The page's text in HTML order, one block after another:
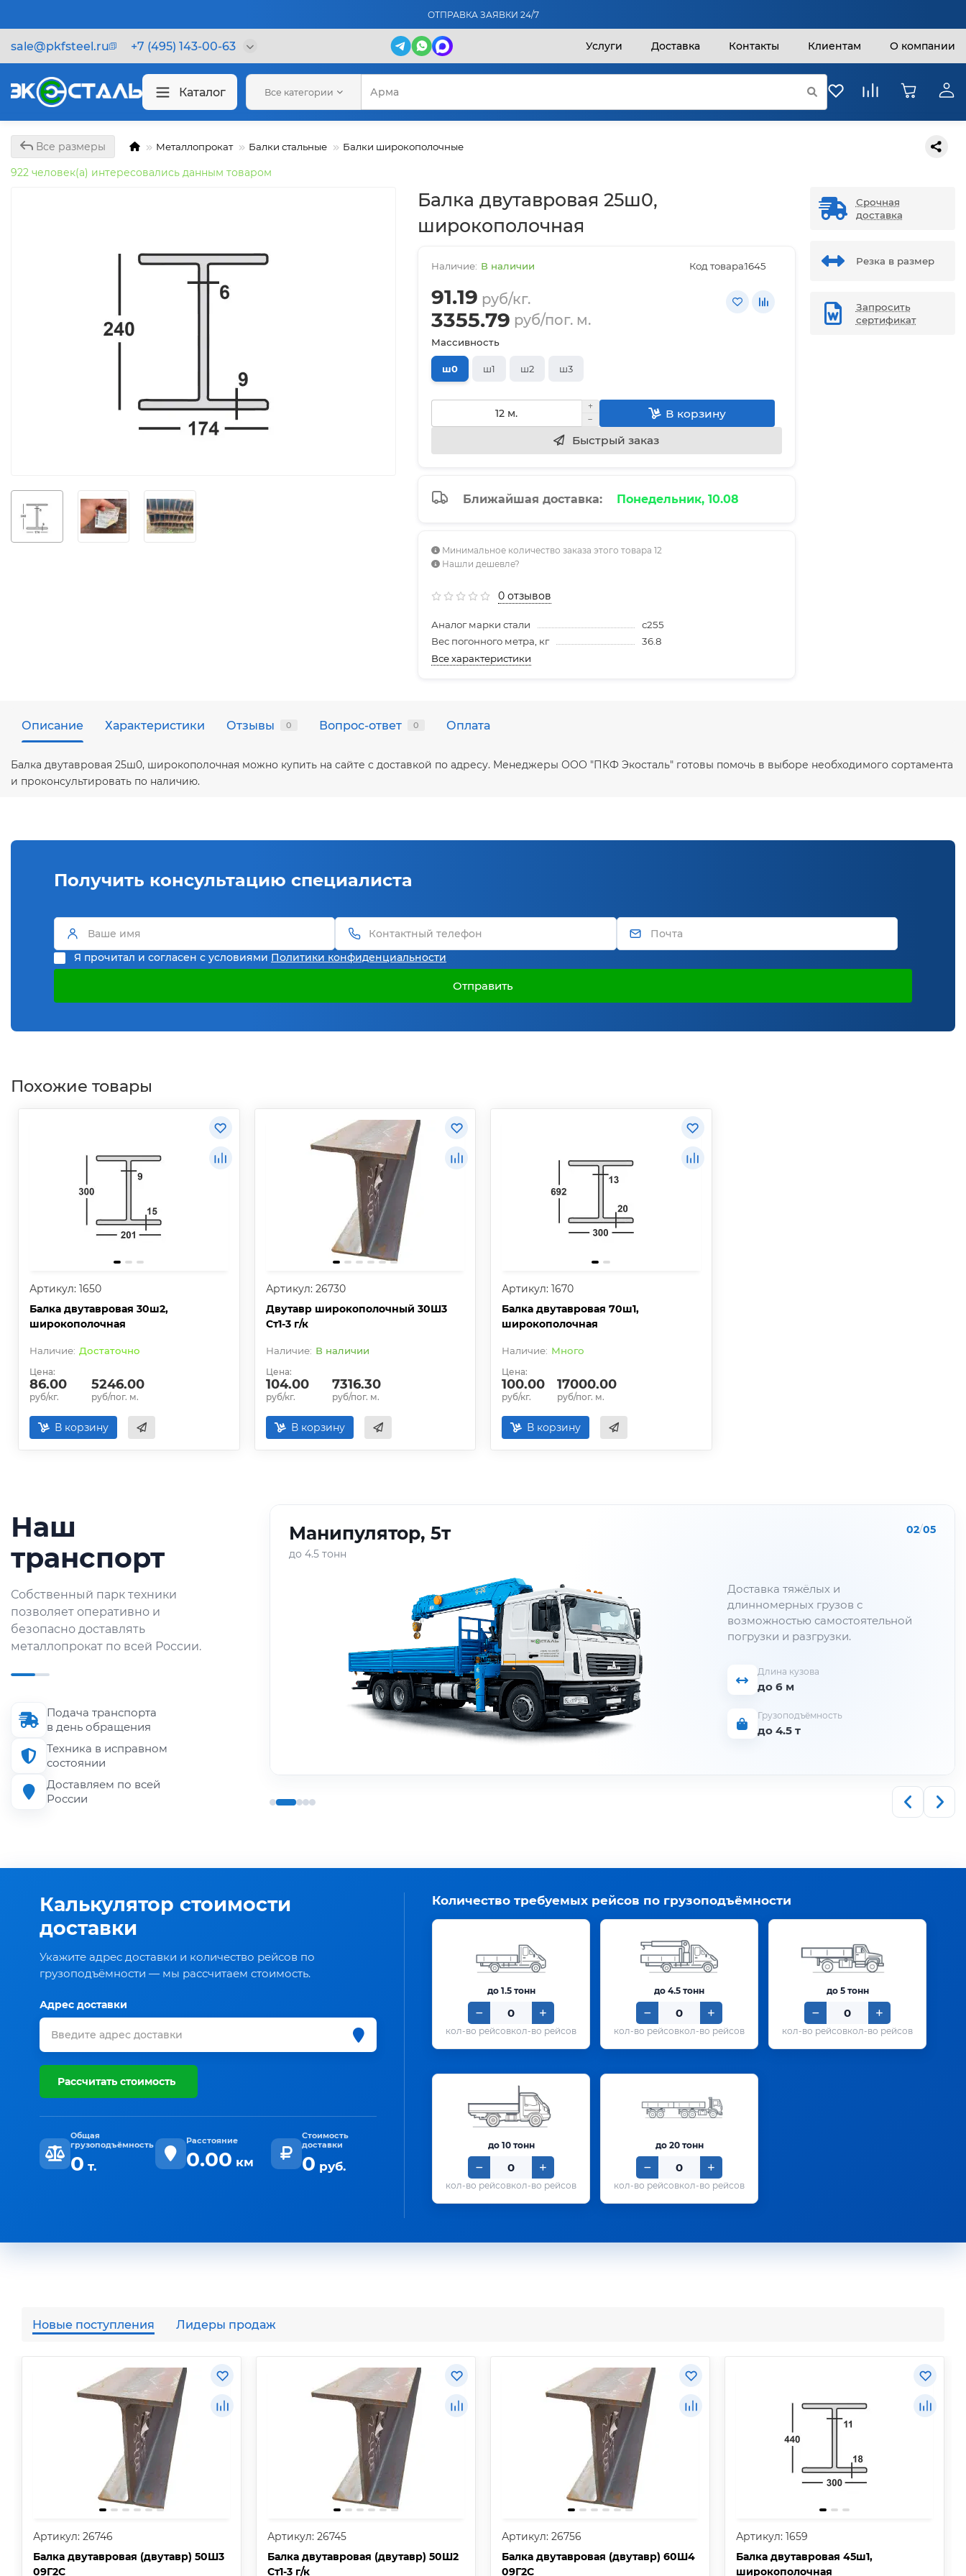
ОТПРАВКА ЗАЯВКИ 24/7
sale@pkfsteel.ru +7 (495) 143-00-63 Услуги Доставка Контакты Клиентам О компании
Каталог Все категории
Все размеры Металлопрокат Балки стальные Балки широкополочные
922 человек(а) интересовались данным товаром
Балка двутавровая 25ш0,
широкополочная
В наличии Код товара:1645
91.19 руб/кг.
3355.79 руб/пог. м.
Массивность
ш0 ш1 ш2 ш3
В корзину
Быстрый заказ
Ближайшая доставка: Понедельник, 10.08
Минимальное количество заказа этого товара 12
Нашли дешевле?
0 отзывов
Аналог марки стали
с255
Вес погонного метра, кг
36.8
Все характеристики
Срочная
доставка
Резка в размер
Запросить
сертификат
Описание Характеристики Отзывы 0 Вопрос-ответ 0 Оплата
Балка двутавровая 25ш0, широкополочная можно купить на сайте с доставкой по адресу. Менеджеры ООО "ПКФ Экосталь" готовы помочь в выборе необходимого сортамента
и проконсультировать по наличию.
Получить консультацию специалиста
Я прочитал и согласен с условиями Политики конфиденциальности
Отправить
Похожие товары
Артикул: 1650
Балка двутавровая 30ш2,
широкополочная
Достаточно
Цена:
86.00
руб/кг.
5246.00
руб/пог. м.
В корзину
Артикул: 26730
Двутавр широкополочный 30Ш3
Ст1-3 г/к
В наличии
Цена:
104.00
руб/кг.
7316.30
руб/пог. м.
В корзину
Артикул: 1670
Балка двутавровая 70ш1,
широкополочная
Много
Цена:
100.00
руб/кг.
17000.00
руб/пог. м.
В корзину
Наш
транспорт
Собственный парк техники
позволяет оперативно и
безопасно доставлять
металлопрокат по всей России.
Подача транспорта
в день обращения
Техника в исправном
состоянии
Доставляем по всей
России
Оперативная доставка
небольших партий
металлопроката по городу и
области.
Грузоподъёмность
до 1.5 т
Манипулятор, 5т
до 4.5 тонн
02/05
Доставка тяжёлых и
длинномерных грузов с
возможностью самостоятельной
погрузки и разгрузки.
Длина кузова
до 6 м
Грузоподъёмность
до 4.5 т
Калькулятор стоимости
доставки
Укажите адрес доставки и количество рейсов по
грузоподъёмности — мы рассчитаем стоимость.
Адрес доставки
Рассчитать стоимость
Общая
грузоподъёмность
0 т.
Расстояние
0.00 км
Стоимость
доставки
0 руб.
Количество требуемых рейсов по грузоподъёмности
до 1.5 тонн
кол-во рейсов
до 4.5 тонн
кол-во рейсов
до 5 тонн
кол-во рейсов
до 10 тонн
кол-во рейсов
до 20 тонн
кол-во рейсов
Новые поступления Лидеры продаж
Артикул: 26746
Балка двутавровая (двутавр) 50Ш3
09Г2С
Артикул: 26745
Балка двутавровая (двутавр) 50Ш2
Ст1-3 г/к
Артикул: 26756
Балка двутавровая (двутавр) 60Ш4
09Г2С
Артикул: 1659
Балка двутавровая 45ш1,
широкополочная